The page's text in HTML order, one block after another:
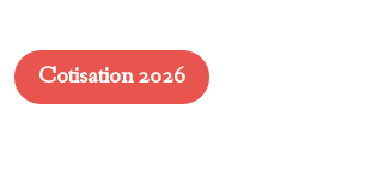
Cotisation 2026